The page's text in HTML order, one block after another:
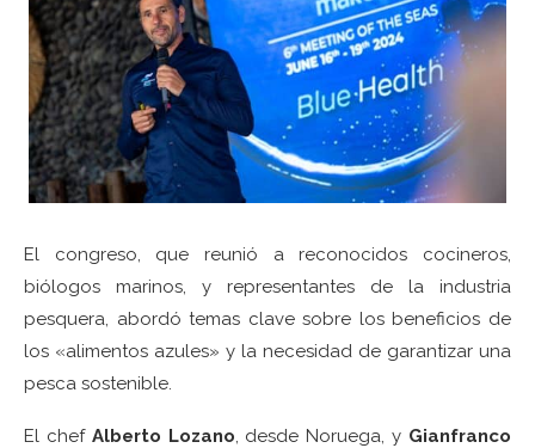
El congreso, que reunió a reconocidos cocineros,
biólogos marinos, y representantes de la industria
pesquera, abordó temas clave sobre los beneficios de
los «alimentos azules» y la necesidad de garantizar una
pesca sostenible.
El chef Alberto Lozano, desde Noruega, y Gianfranco